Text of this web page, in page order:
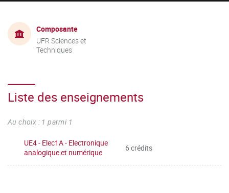
Composante
UFR Sciences et
Techniques
Liste des enseignements
Au choix : 1 parmi 1
UE4 - Elec1A - Electronique
analogique et numérique
6 crédits